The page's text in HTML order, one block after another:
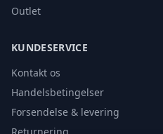
Outlet
KUNDESERVICE
Kontakt os
Handelsbetingelser
Forsendelse & levering